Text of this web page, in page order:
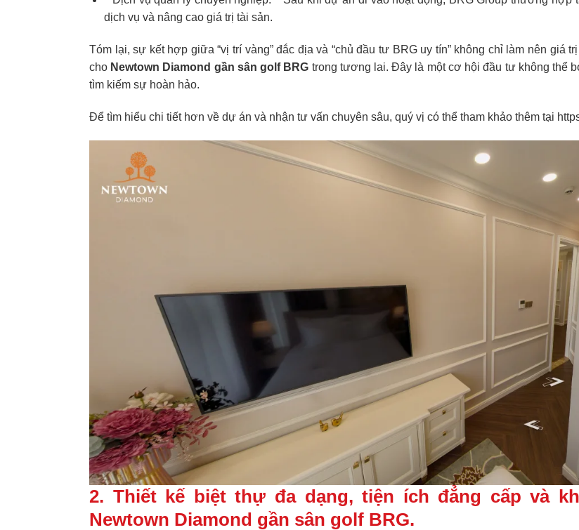
dịch vụ và nâng cao giá trị tài sản.
Tóm lại, sự kết hợp giữa “vị trí vàng” đắc địa và “chủ đầu tư BRG uy tín” không chỉ làm nên giá
cho Newtown Diamond gần sân golf BRG trong tương lai. Đây là một cơ hội đầu tư không thể
tìm kiếm sự hoàn hảo.
Để tìm hiểu chi tiết hơn về dự án và nhận tư vấn chuyên sâu, quý vị có thể tham khảo thêm tại
2. Thiết kế biệt thự đa dạng, tiện ích đẳng cấp và
Newtown Diamond gần sân golf BRG.